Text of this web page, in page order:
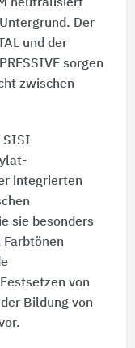
neutralisiert
Der
und der
sorgen
zwischen
SISI
integrierten
sie besonders
von
Bildung von